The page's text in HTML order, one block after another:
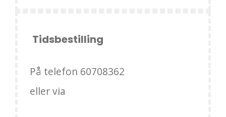
Tidsbestilling
På telefon 60708362
eller via